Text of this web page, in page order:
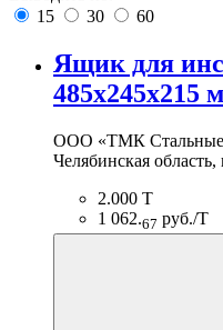
15
30 60
Ящик для
485х245х215
ООО «ТМК Стальные
Челябинская область,
2.000 Т
1 062.67 руб./Т